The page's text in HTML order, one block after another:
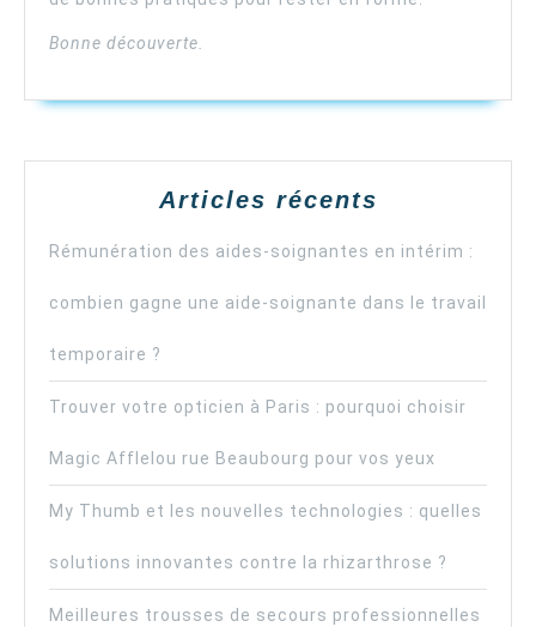
Bonne découverte.
Articles récents
Rémunération des aides-soignantes en intérim :
combien gagne une aide-soignante dans le travail
temporaire ?
Trouver votre opticien à Paris : pourquoi choisir
Magic Afflelou rue Beaubourg pour vos yeux
My Thumb et les nouvelles technologies : quelles
solutions innovantes contre la rhizarthrose ?
Meilleures trousses de secours professionnelles